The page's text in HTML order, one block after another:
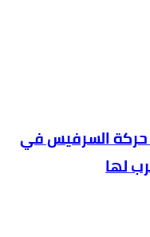
حركة السرفيس في
لها